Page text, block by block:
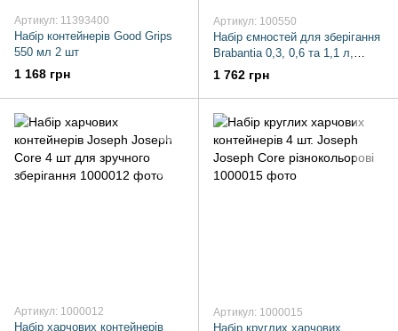
Артикул: 11393400
Набір контейнерів Good Grips
550 мл 2 шт
1 168 грн
Артикул: 100550
Набір ємностей для зберігання
Brabantia 0,3, 0,6 та 1,1 л,
100550
1 762 грн
Артикул: 1000012
Набір харчових контейнерів
Артикул: 1000015
Набір круглих харчових